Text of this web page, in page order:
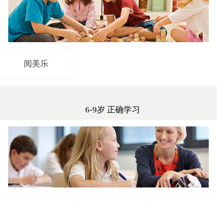
阅美乐
6-9岁 正确学习